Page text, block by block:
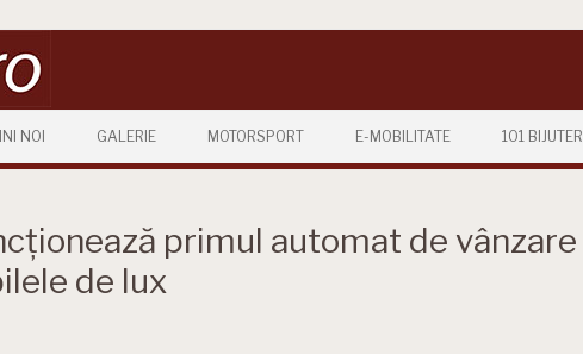
NOI GALERIE MOTORSPORT E-MOBILITATE 101 BIJUTERII
primul automat de vânzare
de lux